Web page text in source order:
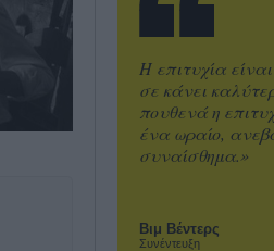
Βιμ Βέντερς
Συνέντευξη
Η επιτυχία
σε κάνει
πουθενά η
ένα ωραίο,
συναίσθημα.»